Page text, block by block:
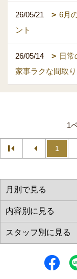
26/05/21
6月
ント
26/05/14
日常
家事ラクな間取り
1
1